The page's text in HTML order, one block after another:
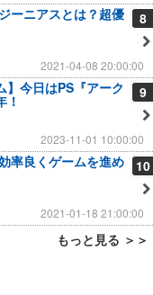
8
ーニアスとは？超優
2021-04-08 20:00:00
9
】今日はPS『アーク
！
2023-11-01 10:00:00
10
率良くゲームを進め
2021-01-18 21:00:00
もっと見る ＞＞